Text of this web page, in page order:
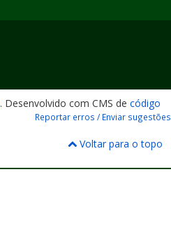
. Desenvolvido com CMS de código
Reportar erros / Enviar sugestões
Voltar para o topo